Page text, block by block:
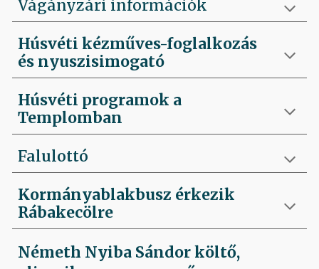
Vágányzári információk
Húsvéti kézműves-foglalkozás
és nyuszisimogató
Húsvéti programok a
Templomban
Falulottó
Kormányablakbusz érkezik
Rábakecölre
Németh Nyiba Sándor költő,